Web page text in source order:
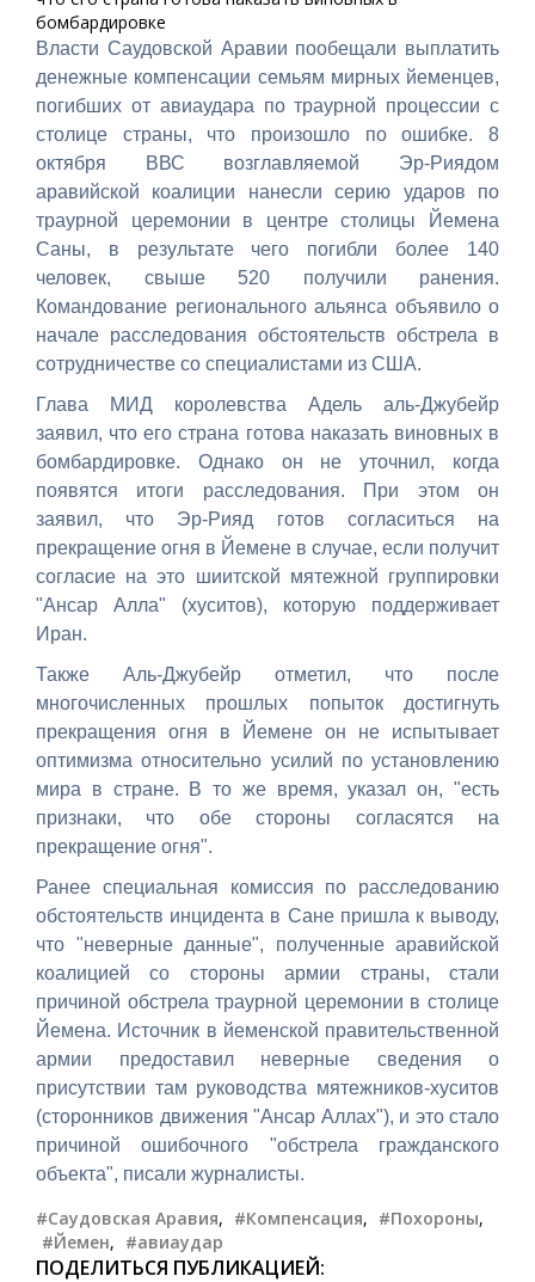
бомбардировке
Власти Саудовской Аравии пообещали выплатить
денежные компенсации семьям мирных йеменцев,
погибших от авиаудара по траурной процессии с
столице страны, что произошло по ошибке. 8
октября ВВС возглавляемой Эр-Риядом
аравийской коалиции нанесли серию ударов по
траурной церемонии в центре столицы Йемена
Саны, в результате чего погибли более 140
человек, свыше 520 получили ранения.
Командование регионального альянса объявило о
начале расследования обстоятельств обстрела в
сотрудничестве со специалистами из США.
Глава МИД королевства Адель аль-Джубейр
заявил, что его страна готова наказать виновных в
бомбардировке. Однако он не уточнил, когда
появятся итоги расследования. При этом он
заявил, что Эр-Рияд готов согласиться на
прекращение огня в Йемене в случае, если получит
согласие на это шиитской мятежной группировки
"Ансар Алла" (хуситов), которую поддерживает
Иран.
Также Аль-Джубейр отметил, что после
многочисленных прошлых попыток достигнуть
прекращения огня в Йемене он не испытывает
оптимизма относительно усилий по установлению
мира в стране. В то же время, указал он, "есть
признаки, что обе стороны согласятся на
прекращение огня".
Ранее специальная комиссия по расследованию
обстоятельств инцидента в Сане пришла к выводу,
что "неверные данные", полученные аравийской
коалицией со стороны армии страны, стали
причиной обстрела траурной церемонии в столице
Йемена. Источник в йеменской правительственной
армии предоставил неверные сведения о
присутствии там руководства мятежников-хуситов
(сторонников движения "Ансар Аллах"), и это стало
причиной ошибочного "обстрела гражданского
объекта", писали журналисты.
#Саудовская Аравия, #Компенсация, #Похороны,
#Йемен, #авиаудар
ПОДЕЛИТЬСЯ ПУБЛИКАЦИЕЙ: